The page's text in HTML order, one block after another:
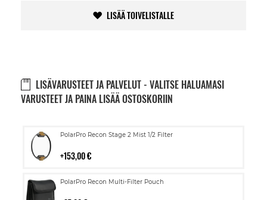
LISÄÄ TOIVELISTALLE
LISÄVARUSTEET JA PALVELUT - VALITSE HALUAMASI
VARUSTEET JA PAINA LISÄÄ OSTOSKORIIN
PolarPro Recon Stage 2 Mist 1/2 Filter
153,00 €
Lisää
PolarPro Recon Multi-Filter Pouch
Lisää